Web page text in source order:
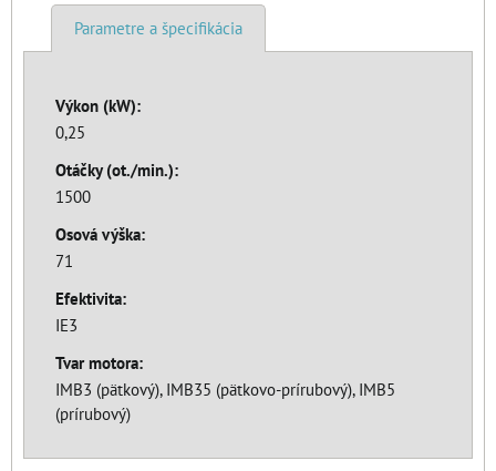
Parametre a špecifikácia
Výkon (kW):
0,25
Otáčky (ot./min.):
1500
Osová výška:
71
Efektivita:
IE3
Tvar motora:
IMB3 (pätkový), IMB35 (pätkovo-prírubový), IMB5
(prírubový)